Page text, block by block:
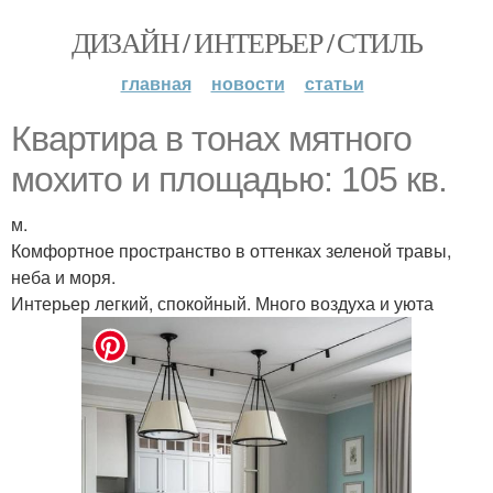
ДИЗАЙН / ИНТЕРЬЕР / СТИЛЬ
главная новости статьи
Квартира в тонах мятного
мохито и площадью: 105 кв.
м.
Комфортное пространство в оттенках зеленой травы,
неба и моря.
Интерьер легкий, спокойный. Много воздуха и уюта